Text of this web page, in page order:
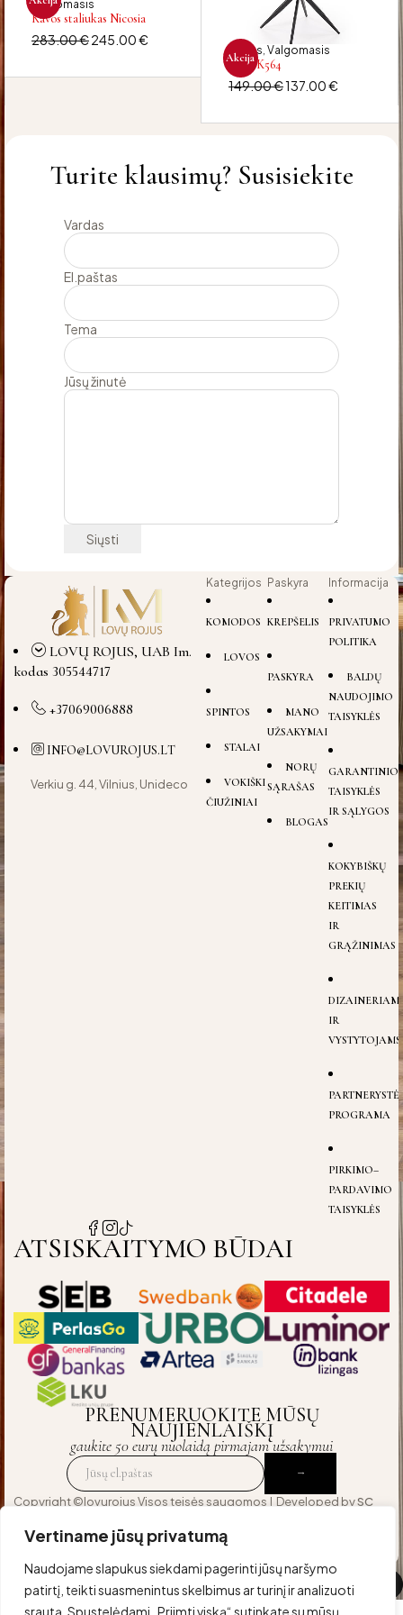
Vertiname jūsų privatumą
Naudojame slapukus siekdami pagerinti jūsų naršymo
patirtį, teikti suasmenintus skelbimus ar turinį ir analizuoti
srautą. Spustelėdami „Priimti viską“ sutinkate su mūsų
Valgomasis
Kavos staliukas Nicosia
283.00€245.00€
Akcija
Kėdės Valgomasis
Kėdė K564
149.00€137.00€
Turite klausimų? Susisiekite
Vardas
El.paštas
Tema
Jūsų žinutė
Kategrijos
KOMODOS
LOVOS
SPINTOS
STALAI
VOKIŠKI
ČIUŽINIAI
Paskyra
KREPŠELIS
PASKYRA
MANO
UŽSAKYMAI
NORŲ
SĄRAŠAS
BLOGAS
Informacija
PRIVATUMO
POLITIKA
BALDŲ
NAUDOJIMO
TAISYKLĖS
GARANTINIO
TAISYKLĖS
IR SĄLYGOS
KOKYBIŠKŲ
PREKIŲ
KEITIMAS
IR
GRĄŽINIMAS
IR
VYSTYTOJAMS
PROGRAMA
PIRKIMO–
PARDAVIMO
TAISYKLĖS
LOVŲ ROJUS, UAB Im.
kodas 305544717
+37069006888
INFO@LOVUROJUS.LT
Verkiu g. 44, Vilnius, Unideco
ATSISKAITYMO BŪDAI
PRENUMERUOKITE MŪSŲ
NAUJIENLAIŠKĮ
gaukite 50 eurų nuolaidą pirmajam užsakymui
Copyright ©lovurojus Visos teisės saugomos | Developed bySC
Palyginti (0)